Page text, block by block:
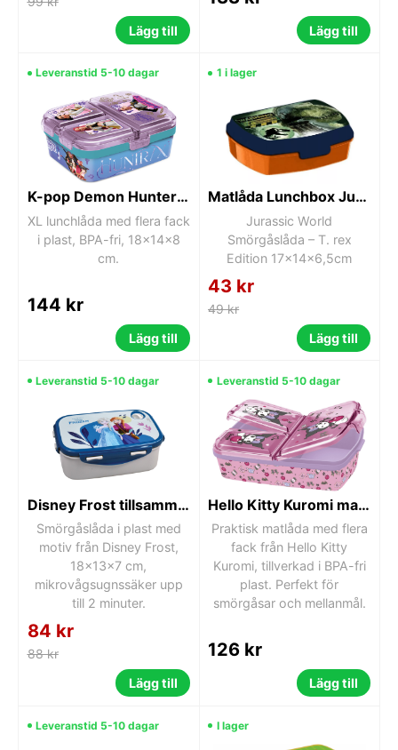
Lägg till
Lägg till
Leveranstid 5-10 dagar
K-pop Demon Hunters Lunchlåda XL med Fack – 18 x 14 x 8 cm
XL lunchlåda med flera fack
i plast, BPA-fri, 18x14x8
cm.
144 kr
Lägg till
1 i lager
Matlåda Lunchbox Jurassic world T-rex
Jurassic World
Smörgåslåda – T. rex
Edition 17x14x6,5cm
43 kr
49 kr
Lägg till
Leveranstid 5-10 dagar
Disney Frost tillsammans matlåda, 18x13x7 cm
Smörgåslåda i plast med
motiv från Disney Frost,
18x13x7 cm,
mikrovågsugnssäker upp
till 2 minuter.
84 kr
88 kr
Lägg till
Leveranstid 5-10 dagar
Hello Kitty Kuromi matlåda med flera fack
Praktisk matlåda med flera
fack från Hello Kitty
Kuromi, tillverkad i BPA-fri
plast. Perfekt för
smörgåsar och mellanmål.
126 kr
Lägg till
Leveranstid 5-10 dagar I lager